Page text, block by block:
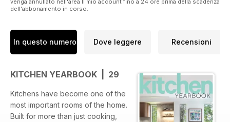
dell'abbonamento in corso.
In questo numero Dove leggere Recensioni
KITCHEN YEARBOOK | 29
Kitchens have become one of the
most important rooms of the home.
Built for more than just cooking,